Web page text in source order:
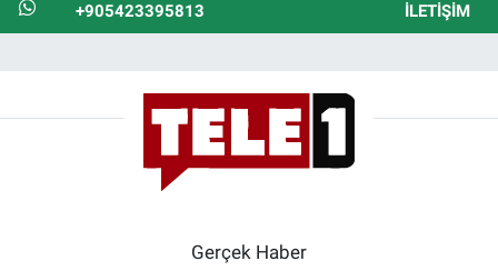
+905423395813 İLETIŞIM
Gerçek Haber